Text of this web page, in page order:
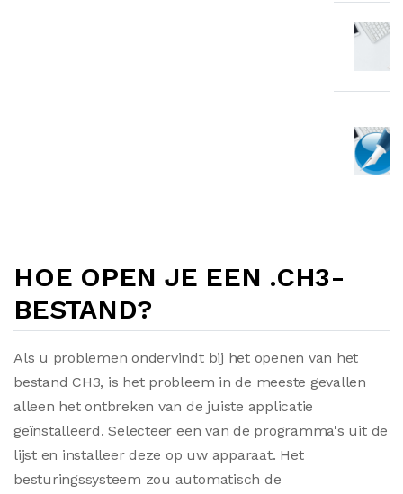
HOE OPEN JE EEN .CH3-
BESTAND?
Als u problemen ondervindt bij het openen van het
bestand CH3, is het probleem in de meeste gevallen
alleen het ontbreken van de juiste applicatie
geïnstalleerd. Selecteer een van de programma's uit de
lijst en installeer deze op uw apparaat. Het
besturingssysteem zou automatisch de